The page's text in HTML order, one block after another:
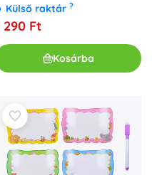
Külső raktár ?
290 Ft
Kosárba